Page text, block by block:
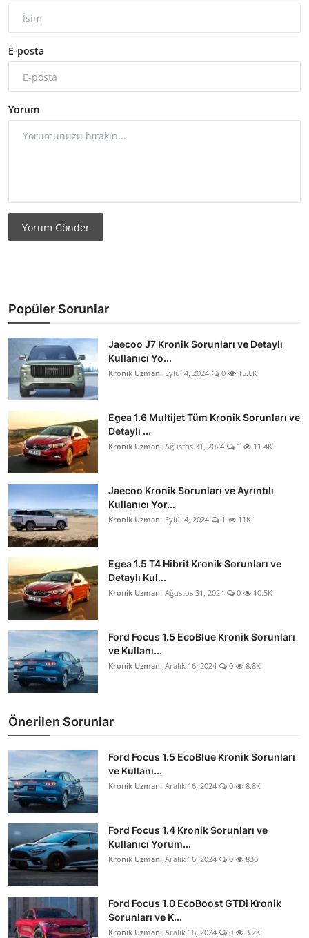
E-posta
Yorum
Yorum Gönder
Popüler Sorunlar
Jaecoo J7 Kronik Sorunları ve Detaylı
Kullanıcı Yo...
Kronik Uzmanı Eylül 4, 2024 0 15.6K
Egea 1.6 Multijet Tüm Kronik Sorunları ve
Detaylı ...
Kronik Uzmanı Ağustos 31, 2024 1 11.4K
Jaecoo Kronik Sorunları ve Ayrıntılı
Kullanıcı Yor...
Kronik Uzmanı Eylül 4, 2024 1 11K
Egea 1.5 T4 Hibrit Kronik Sorunları ve
Detaylı Kul...
Kronik Uzmanı Ağustos 31, 2024 0 10.5K
Ford Focus 1.5 EcoBlue Kronik Sorunları
ve Kullanı...
Kronik Uzmanı Aralık 16, 2024 0 8.8K
Önerilen Sorunlar
Ford Focus 1.5 EcoBlue Kronik Sorunları
ve Kullanı...
Kronik Uzmanı Aralık 16, 2024 0 8.8K
Ford Focus 1.4 Kronik Sorunları ve
Kullanıcı Yorum...
Kronik Uzmanı Aralık 16, 2024 0 836
Ford Focus 1.0 EcoBoost GTDi Kronik
Sorunları ve K...
Kronik Uzmanı Aralık 16, 2024 0 3.2K